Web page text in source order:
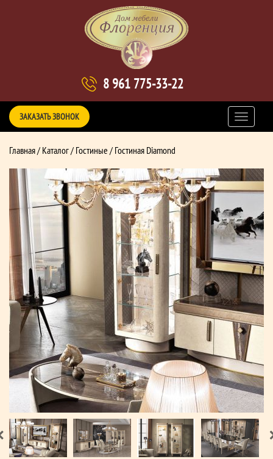
8 961 775-33-22
ЗАКАЗАТЬ ЗВОНОК
Главная/ Каталог/ Гостиные / Гостиная Diamond